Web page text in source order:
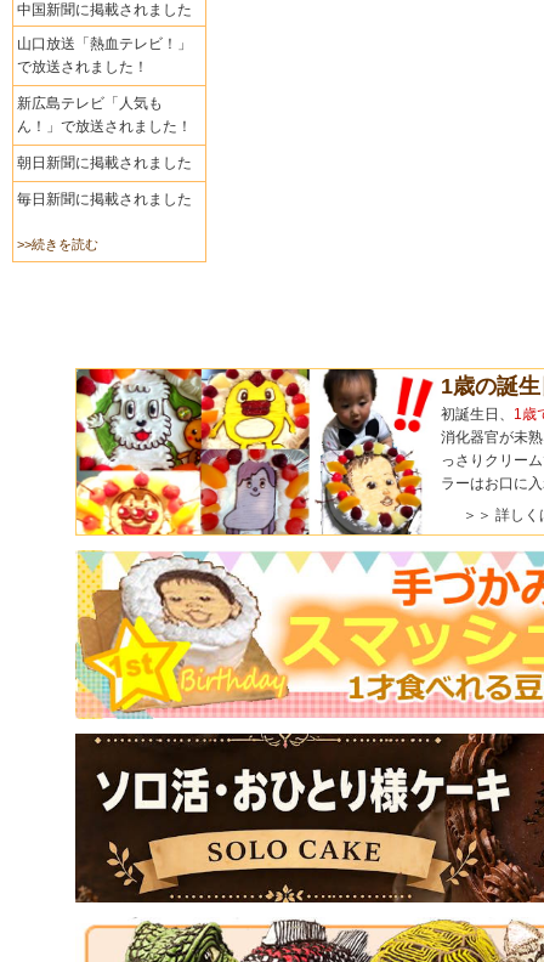
中国新聞に掲載されました
山口放送「熱血テレビ！」
で放送されました！
新広島テレビ「人気も
ん！」で放送されました！
朝日新聞に掲載されました
毎日新聞に掲載されました
>>続きを読む
1歳の誕
初誕生日、 1歳
消化器官が未
っさりクリー
ラーはお口に
＞＞ 詳しく